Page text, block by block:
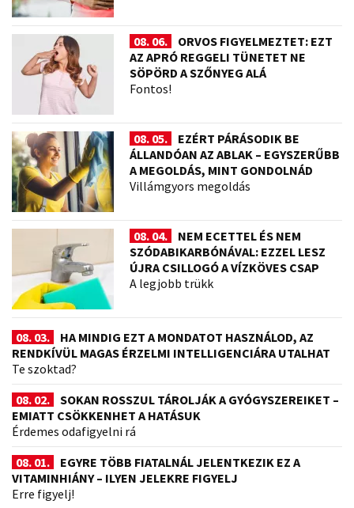
08. 06.
ORVOS FIGYELMEZTET: EZT
AZ APRÓ REGGELI TÜNETET NE
SÖPÖRD A SZŐNYEG ALÁ
Fontos!
08. 05.
EZÉRT PÁRÁSODIK BE
ÁLLANDÓAN AZ ABLAK – EGYSZERŰBB
A MEGOLDÁS, MINT GONDOLNÁD
Villámgyors megoldás
08. 04.
NEM ECETTEL ÉS NEM
SZÓDABIKARBÓNÁVAL: EZZEL LESZ
ÚJRA CSILLOGÓ A VÍZKÖVES CSAP
A legjobb trükk
08. 03.
HA MINDIG EZT A MONDATOT HASZNÁLOD, AZ
RENDKÍVÜL MAGAS ÉRZELMI INTELLIGENCIÁRA UTALHAT
Te szoktad?
08. 02.
SOKAN ROSSZUL TÁROLJÁK A GYÓGYSZEREIKET –
EMIATT CSÖKKENHET A HATÁSUK
Érdemes odafigyelni rá
08. 01.
EGYRE TÖBB FIATALNÁL JELENTKEZIK EZ A
VITAMINHIÁNY – ILYEN JELEKRE FIGYELJ
Erre figyelj!